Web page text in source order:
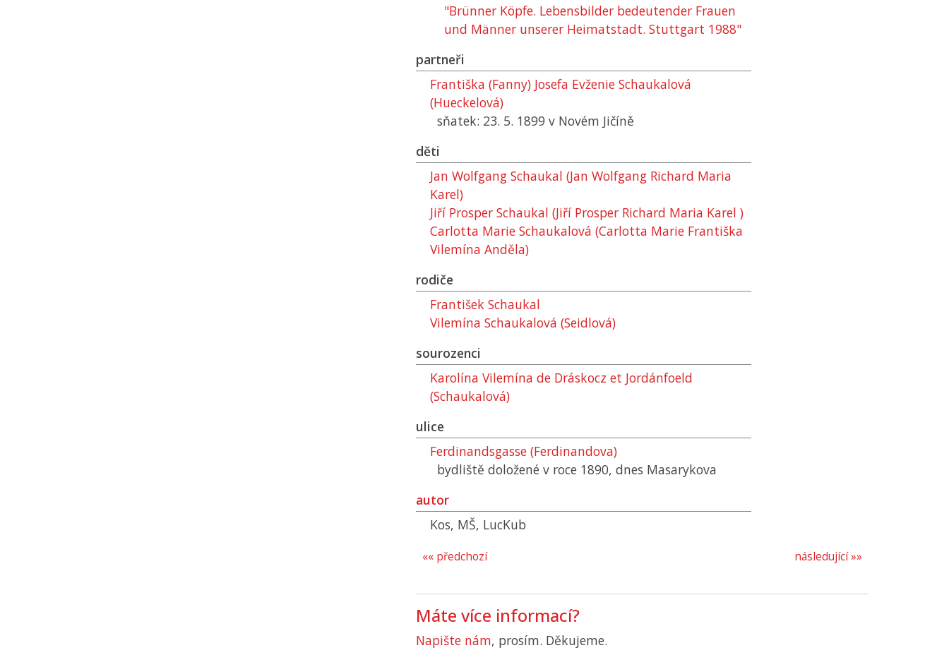
"Brünner Köpfe. Lebensbilder bedeutender Frauen
und Männer unserer Heimatstadt. Stuttgart 1988"
partneři
Františka (Fanny) Josefa Evženie Schaukalová
(Hueckelová)
sňatek: 23. 5. 1899 v Novém Jičíně
děti
Jan Wolfgang Schaukal (Jan Wolfgang Richard Maria
Karel)
Jiří Prosper Schaukal (Jiří Prosper Richard Maria Karel )
Carlotta Marie Schaukalová (Carlotta Marie Františka
Vilemína Anděla)
rodiče
František Schaukal
Vilemína Schaukalová (Seidlová)
sourozenci
Karolína Vilemína de Dráskocz et Jordánfoeld
(Schaukalová)
ulice
Ferdinandsgasse (Ferdinandova)
bydliště doložené v roce 1890, dnes Masarykova
autor
Kos, MŠ, LucKub
následující »»
«« předchozí
Máte více informací?
Napište nám, prosím. Děkujeme.